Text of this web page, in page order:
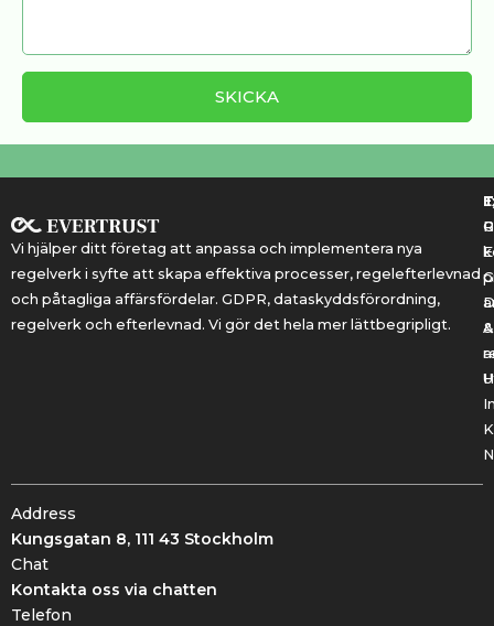
Vi hjälper ditt företag att anpassa och implementera nya
regelverk i syfte att skapa effektiva processer, regelefterlevnad
och påtagliga affärsfördelar. GDPR, dataskyddsförordning,
regelverk och efterlevnad. Vi gör det hela mer lättbegripligt.
&
Address
Kungsgatan 8, 111 43 Stockholm
Chat
Kontakta oss via chatten
Telefon